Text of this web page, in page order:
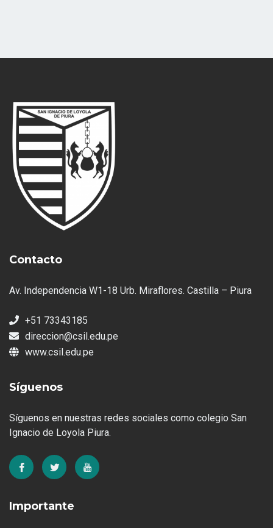
Contacto
Av. Independencia W1-18 Urb. Miraflores. Castilla – Piura
+51 73343185
direccion@csil.edu.pe
www.csil.edu.pe
Síguenos
Síguenos en nuestras redes sociales como colegio San
Ignacio de Loyola Piura.
Importante